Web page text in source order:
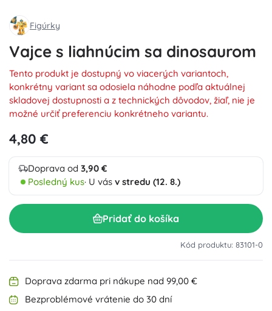
Figúrky
Vajce s liahnúcim sa dinosaurom
Tento produkt je dostupný vo viacerých variantoch,
konkrétny variant sa odosiela náhodne podľa aktuálnej
skladovej dostupnosti a z technických dôvodov, žiaľ, nie je
možné určiť preferenciu konkrétneho variantu.
4,80 €
Doprava od 3,90 €
Posledný kus· U vás v stredu (12. 8.)
Pridať do košíka
Kód produktu: 83101-0
Doprava zdarma pri nákupe nad 99,00 €
Bezproblémové vrátenie do 30 dní